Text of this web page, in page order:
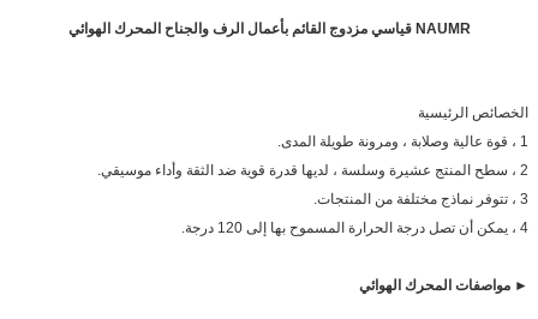
NAUMR قياسي مزدوج القائم بأعمال الرف والجناح المحرك الهوائي
الخصائص الرئيسية
1 ، قوة عالية وصلابة ، ومرونة طويلة المدى.
2 ، سطح المنتج عشيرة وسلسة ، لديها قدرة قوية ضد الثقة وأداء موسيقي.
3 ، تتوفر نماذج مختلفة من المنتجات.
4 ، يمكن أن تصل درجة الحرارة المسموح بها إلى 120 درجة.
► مواصفات المحرك الهوائي